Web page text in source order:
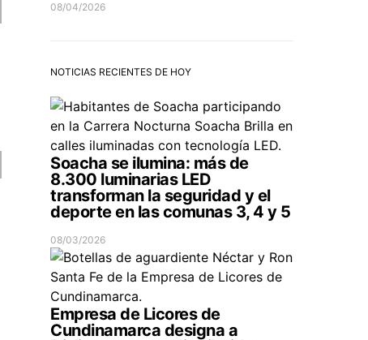
08/04/2026
NOTICIAS RECIENTES DE HOY
Soacha se ilumina: más de
8.300 luminarias LED
transforman la seguridad y el
deporte en las comunas 3, 4 y 5
08/03/2026
Empresa de Licores de
Cundinamarca designa a